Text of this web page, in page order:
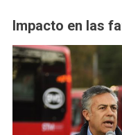
Impacto en las